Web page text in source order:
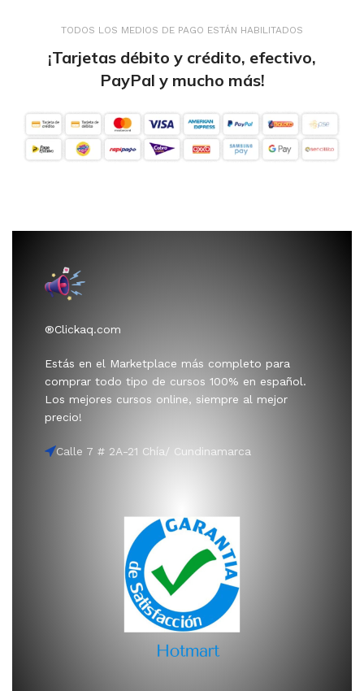
TODOS LOS MEDIOS DE PAGO ESTÁN HABILITADOS
¡Tarjetas débito y crédito, efectivo,
PayPal y mucho más!
®Clickaq.com
Estás en el Marketplace más completo para
comprar todo tipo de cursos 100% en español.
Los mejores cursos online, siempre al mejor
precio!
Calle 7 # 2A-21 Chía/ Cundinamarca